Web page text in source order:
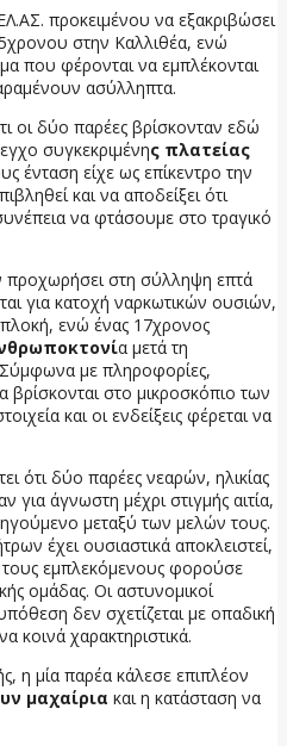
ΕΛ.ΑΣ. προκειμένου να εξακριβώσει
στην Καλλιθέα, ενώ
που φέρονται να εμπλέκονται
ασύλληπτα.
οι δύο παρέες βρίσκονταν εδώ
συγκεκριμένης πλατείας
ένταση είχε ως επίκεντρο την
και να αποδείξει ότι
να φτάσουμε στο τραγικό
προχωρήσει στη σύλληψη επτά
για κατοχή ναρκωτικών ουσιών,
ενώ ένας 17χρονος
α μετά τη
με πληροφορίες,
στο μικροσκόπιο των
και οι ενδείξεις φέρεται να
ότι δύο παρέες νεαρών, ηλικίας
άγνωστη μέχρι στιγμής αιτία,
μεταξύ των μελών τους.
έχει ουσιαστικά αποκλειστεί,
εμπλεκόμενους φορούσε
ομάδας. Οι αστυνομικοί
δεν σχετίζεται με οπαδική
κοινά χαρακτηριστικά.
η μία παρέα κάλεσε επιπλέον
μαχαίρια και η κατάσταση να